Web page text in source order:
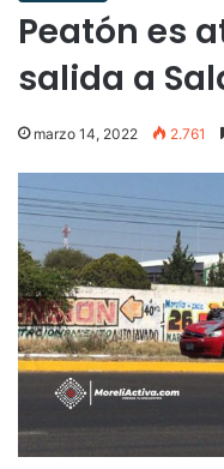
Peatón es
salida a
marzo 14, 2022 2.761